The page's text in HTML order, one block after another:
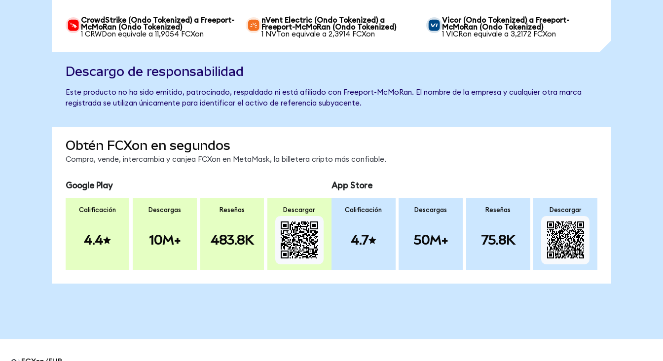
CrowdStrike (Ondo Tokenized) a Freeport-
McMoRan (Ondo Tokenized)
1 CRWDon equivale a 11,9054 FCXon
nVent Electric (Ondo Tokenized) a
Freeport-McMoRan (Ondo Tokenized)
1 NVTon equivale a 2,3914 FCXon
Vicor (Ondo Tokenized) a Freeport-
McMoRan (Ondo Tokenized)
1 VICRon equivale a 3,2172 FCXon
Descargo de responsabilidad
Este producto no ha sido emitido, patrocinado, respaldado ni está afiliado con Freeport-McMoRan. El nombre de la empresa y cualquier otra marca
registrada se utilizan únicamente para identificar el activo de referencia subyacente.
Obtén FCXon en segundos
Compra, vende, intercambia y canjea FCXon en MetaMask, la billetera cripto más confiable.
Google Play
Calificación
4.4
Descargas
10M+
Reseñas
483.8K
Descargar
App Store
Calificación
4.7
Descargas
50M+
Reseñas
75.8K
Descargar